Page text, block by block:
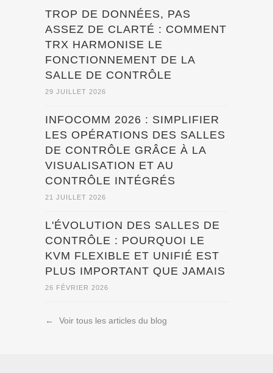
TROP DE DONNÉES, PAS
ASSEZ DE CLARTÉ : COMMENT
TRX HARMONISE LE
FONCTIONNEMENT DE LA
SALLE DE CONTRÔLE
29 JUILLET 2026
INFOCOMM 2026 : SIMPLIFIER
LES OPÉRATIONS DES SALLES
DE CONTRÔLE GRÂCE À LA
VISUALISATION ET AU
CONTRÔLE INTÉGRÉS
21 JUILLET 2026
L'ÉVOLUTION DES SALLES DE
CONTRÔLE : POURQUOI LE
KVM FLEXIBLE ET UNIFIÉ EST
PLUS IMPORTANT QUE JAMAIS
26 FÉVRIER 2026
← Voir tous les articles du blog